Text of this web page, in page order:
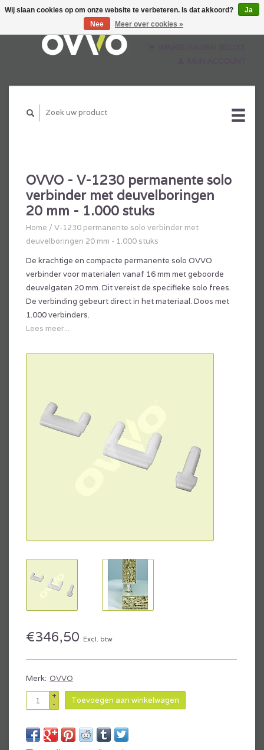
OVVO - V-1230 permanente solo
verbinder met deuvelboringen
20 mm - 1.000 stuks
Home / V-1230 permanente solo verbinder met
deuvelboringen 20 mm - 1.000 stuks
De krachtige en compacte permanente solo OVVO
verbinder voor materialen vanaf 16 mm met geboorde
deuvelgaten 20 mm. Dit vereist de specifieke solo frees.
De verbinding gebeurt direct in het materiaal. Doos met
1.000 verbinders.
Lees meer...
€346,50 Excl. btw
Merk: OVVO
+
-
Toevoegen aan winkelwagen
Wij slaan cookies op om onze website te verbeteren. Is dat akkoord?
Ja
Nee
Meer over cookies »